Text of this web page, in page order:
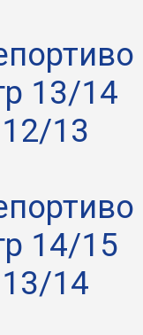
13/14
13
14/15
14